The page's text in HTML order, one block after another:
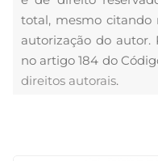
total, mesmo citando
autorização do
no artigo 184 do
direitos autorais.